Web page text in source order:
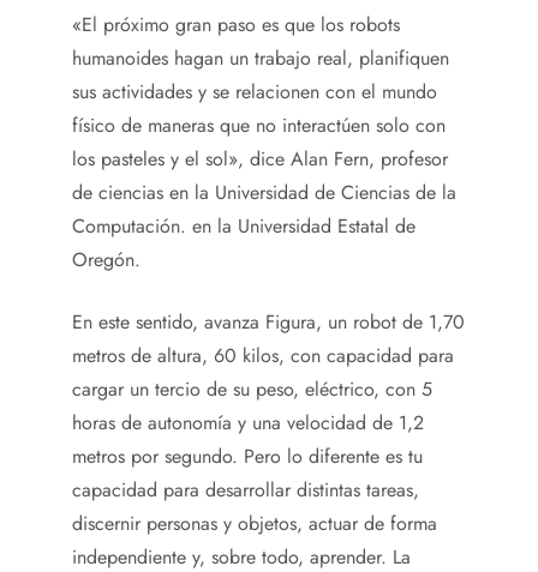
«El próximo gran paso es que los robots
humanoides hagan un trabajo real, planifiquen
sus actividades y se relacionen con el mundo
físico de maneras que no interactúen solo con
los pasteles y el sol», dice Alan Fern, profesor
de ciencias en la Universidad de Ciencias de la
Computación. en la Universidad Estatal de
Oregón.
En este sentido, avanza Figura, un robot de 1,70
metros de altura, 60 kilos, con capacidad para
cargar un tercio de su peso, eléctrico, con 5
horas de autonomía y una velocidad de 1,2
metros por segundo. Pero lo diferente es tu
capacidad para desarrollar distintas tareas,
discernir personas y objetos, actuar de forma
independiente y, sobre todo, aprender. La